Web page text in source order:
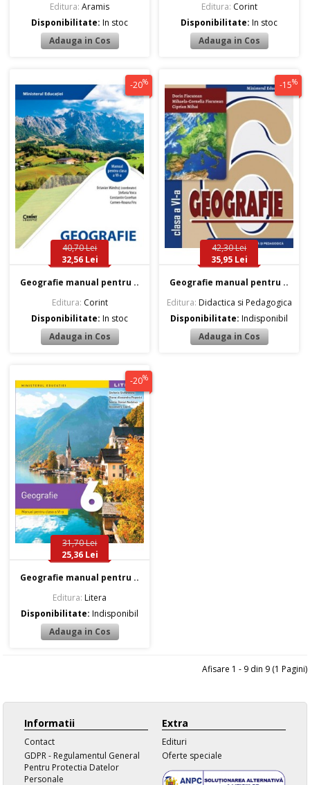
Editura: Aramis
Disponibilitate:In stoc
Editura: Corint
Disponibilitate:In stoc
-20%
40,70 Lei
32,56 Lei
Geografie manual pentru ..
Editura: Corint
Disponibilitate:In stoc
-15%
42,30 Lei
35,95 Lei
Geografie manual pentru ..
Editura: Didactica si Pedagogica
Disponibilitate:Indisponibil
-20%
31,70 Lei
25,36 Lei
Geografie manual pentru ..
Editura: Litera
Disponibilitate:Indisponibil
Afisare 1 - 9 din 9 (1 Pagini)
Informatii
Contact
GDPR - Regulamentul General
Pentru Protectia Datelor
Personale
Extra
Edituri
Oferte speciale